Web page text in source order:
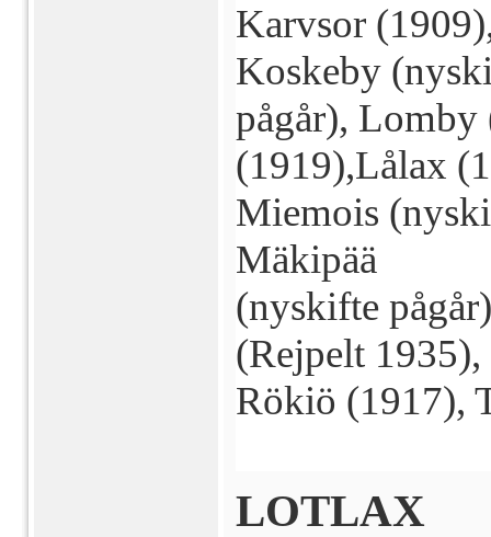
Karvsor
Koskeby
pågår),
(1919),Lålax
Miemois
Mäkipää
(nyskifte
(Rejpelt 1935),
Rökiö (1917),
LOTLAX